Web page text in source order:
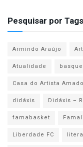
Pesquisar por Tags
Armindo Araújo
Atualidade
Casa do Artista
didáxis
Didáxis –
famabasket
Liberdade FC